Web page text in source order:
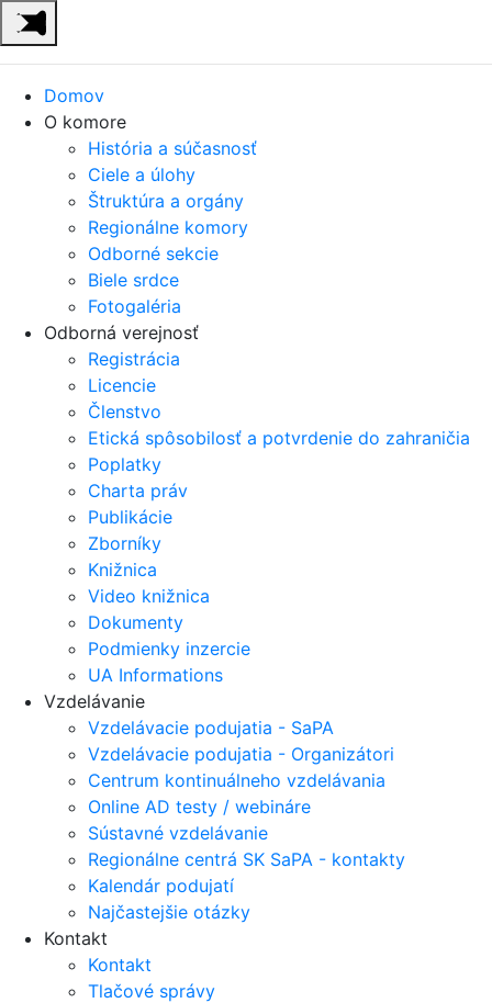
Domov
O komore
História a súčasnosť
Ciele a úlohy
Štruktúra a orgány
Regionálne komory
Odborné sekcie
Biele srdce
Fotogaléria
Odborná verejnosť
Registrácia
Licencie
Členstvo
Etická spôsobilosť a potvrdenie do zahraničia
Poplatky
Charta práv
Publikácie
Zborníky
Knižnica
Video knižnica
Dokumenty
Podmienky inzercie
UA Informations
Vzdelávanie
Vzdelávacie podujatia - SaPA
Vzdelávacie podujatia - Organizátori
Centrum kontinuálneho vzdelávania
Online AD testy / webináre
Sústavné vzdelávanie
Regionálne centrá SK SaPA - kontakty
Kalendár podujatí
Najčastejšie otázky
Kontakt
Kontakt
Tlačové správy